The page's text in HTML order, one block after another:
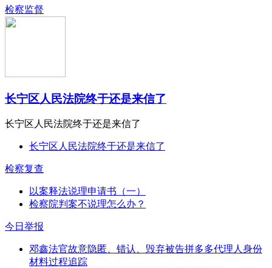
检察监督
长宁区人民法院终于还是来信了
长宁区人民法院终于还是来信了
长宁区人民法院终于还是来信了
检察复查
以案释法说理申请书（一）
检察院判案不说理怎么办？
今日举报
邓鑫法官故意隐匿、错认、毁弃被告拼多多代理人身份
材料过程追踪